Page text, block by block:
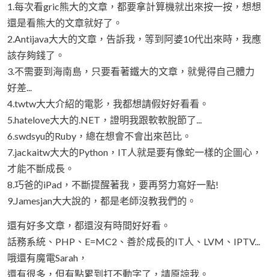
1.每次看gric熊大的文章，都要拿計算機就出來按一按，想想
還是看熊大的文章就好了。
2.Antijava大大的文章，告訴我，等到阿婆10代出來時，我應
該存夠錢了。
3.不需要到海南島，只要看著鐵大的文章，就覺得自己體力
好差...
4.twtw大大介紹的電影，我都想請假好好看看。
5.hatelove大大的.NET，證明我跟軟軟脫節了...
6.swdsyu的Ruby，總在想會不會出來芭比。
7.jackaitw大大的Python，IT人就是要有像蛇一樣的企圖心，
才能不斷成長。
8.巧爸的iPad，不斷提醒著我，要再努力寫好一點!
9.Jamesjan大大說的，都是老師沒教我們的。
還有好多文章，都還沒有時間好好看。
話務系統、PHP、E=MC2、善於成長的IT人、LVM、IPTV...
哦還有魔電Sarah，
還有很多，但有點累到打不動字了，請原諒我。